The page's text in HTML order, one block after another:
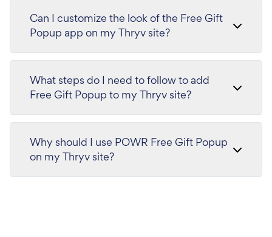
Can I customize the look of the Free Gift
Popup app on my Thryv site?
What steps do I need to follow to add
Free Gift Popup to my Thryv site?
Why should I use POWR Free Gift Popup
on my Thryv site?